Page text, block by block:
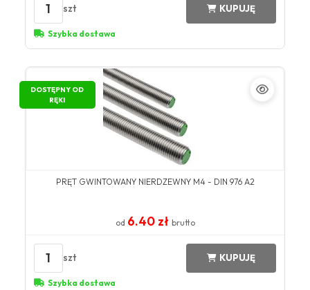
1 szt KUPUJĘ
Szybka dostawa
DOSTĘPNY OD
RĘKI
PRĘT GWINTOWANY NIERDZEWNY M4 - DIN 976 A2
od 6.40 zł brutto
1 szt KUPUJĘ
Szybka dostawa